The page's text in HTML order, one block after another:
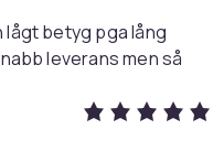
lågt betyg pga lång
leverans men så